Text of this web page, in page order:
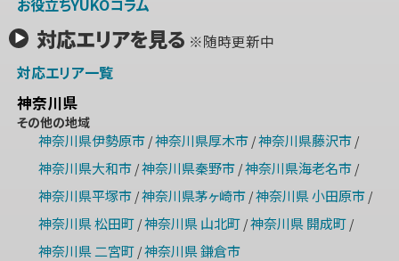
お役立ちYUKOコラム
対応エリアを見る ※随時更新中
対応エリア一覧
神奈川県
その他の地域
神奈川県伊勢原市/神奈川県厚木市/神奈川県藤沢市/
神奈川県大和市/神奈川県秦野市/神奈川県海老名市/
神奈川県平塚市/神奈川県茅ヶ崎市/神奈川県 小田原市/
神奈川県 松田町/神奈川県 山北町/神奈川県 開成町/
神奈川県 二宮町/神奈川県 鎌倉市